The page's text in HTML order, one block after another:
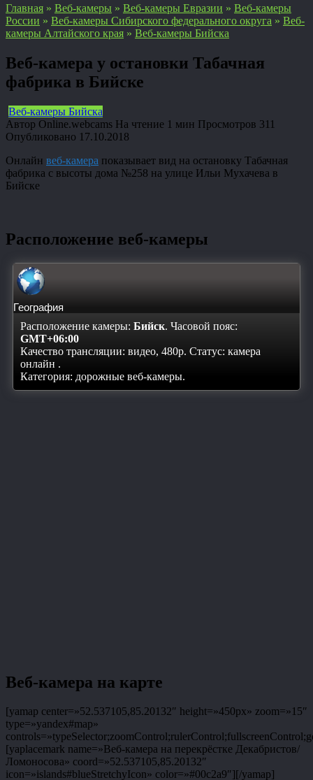
Главная » Веб-камеры » Веб-камеры Евразии » Веб-камеры
России » Веб-камеры Сибирского федерального округа » Веб-
камеры Алтайского края » Веб-камеры Бийска
Веб-камера у остановки Табачная
фабрика в Бийске
Веб-камеры Бийска
Автор Online.webcams На чтение 1 мин Просмотров 311
Опубликовано 17.10.2018
Онлайн веб-камера показывает вид на остановку Табачная
фабрика с высоты дома №258 на улице Ильи Мухачева в
Бийске
Расположение веб-камеры
География
Расположение камеры: Бийск. Часовой пояс:
GMT+06:00
Качество трансляции: видео, 480p. Статус: камера
онлайн .
Категория: дорожные веб-камеры.
Веб-камера на карте
[yamap center=»52.537105,85.20132″ height=»450px» zoom=»15″
type=»yandex#map»
[yaplacemark name=»Веб-камера на перекрёстке Декабристов/
Ломоносова» coord=»52.537105,85.20132″
icon=»islands#blueStretchyIcon» color=»#00c2a9″][/yamap]